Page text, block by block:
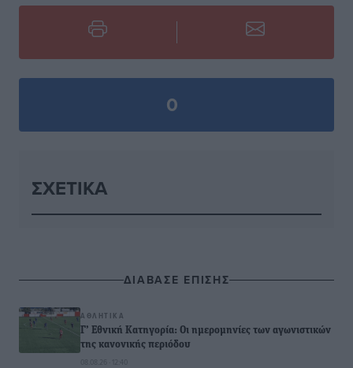
0
ΣΧΕΤΙΚΆ
ΔΙΑΒΑΣΕ ΕΠΙΣΗΣ
ΑΘΛΗΤΙΚΆ
Γ’ Εθνική Κατηγορία: Οι ημερομηνίες των αγωνιστικών
της κανονικής περιόδου
08.08.26 · 12:40